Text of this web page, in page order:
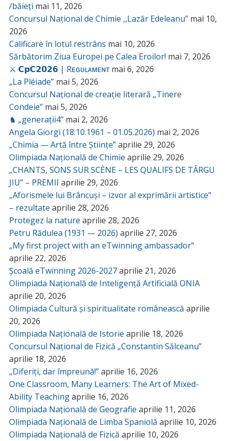
/băieți mai 11, 2026
Concursul Național de Chimie ,,Lazăr Edeleanu” mai 10,
2026
Calificare în lotul restrâns mai 10, 2026
Sărbătorim Ziua Europei pe Calea Eroilor! mai 7, 2026
⚔️ 𝗖𝗽𝗖𝟮𝟬𝟮𝟲 | Rᴇɢᴜʟᴀᴍᴇɴᴛ mai 6, 2026
„La Pléiade” mai 5, 2026
Concursul Național de creație literară „Tinere
Condeie” mai 5, 2026
♞ „generații4” mai 2, 2026
Angela Giorgi (18.10.1961 – 01.05.2026) mai 2, 2026
„Chimia — Artă între Științe”aprilie 29, 2026
Olimpiada Națională de Chimie aprilie 29, 2026
„CHANTS, SONS SUR SCÈNE – LES QUALIFS DE TÂRGU
JIU” – PREMII aprilie 29, 2026
„Aforismele lui Brâncuși – izvor al exprimării artistice”
– rezultate aprilie 28, 2026
Protegez la nature aprilie 28, 2026
Petru Rădulea (1931 — 2026) aprilie 27, 2026
„My first project with an eTwinning ambassador”
aprilie 22, 2026
Școală eTwinning 2026-2027aprilie 21, 2026
Olimpiada Națională de Inteligență Artificială ONIA
aprilie 20, 2026
Olimpiada Cultură și spiritualitate românească aprilie
20, 2026
Olimpiada Națională de Istorie aprilie 18, 2026
Concursul Național de Fizică „Constantin Sălceanu”
aprilie 18, 2026
„Diferiți, dar împreună!”aprilie 16, 2026
One Classroom, Many Learners: The Art of Mixed-
Ability Teachingaprilie 16, 2026
Olimpiada Națională de Geografie aprilie 11, 2026
Olimpiada Națională de Limba Spaniolă aprilie 10, 2026
Olimpiada Națională de Fizică aprilie 10, 2026